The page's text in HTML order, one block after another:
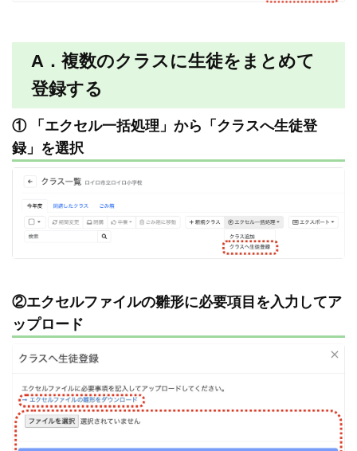
A．複数のクラスに生徒をまとめて
登録する
① 「エクセル一括処理」から「クラスへ生徒登
録」を選択
②エクセルファイルの雛形に必要項目を入力してア
ップロード